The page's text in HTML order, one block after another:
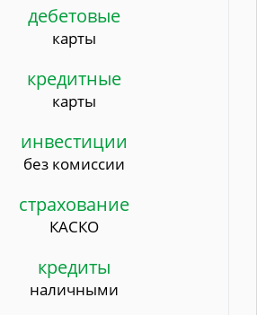
дебетовые
карты
кредитные
карты
инвестиции
без комиссии
страхование
КАСКО
кредиты
наличными